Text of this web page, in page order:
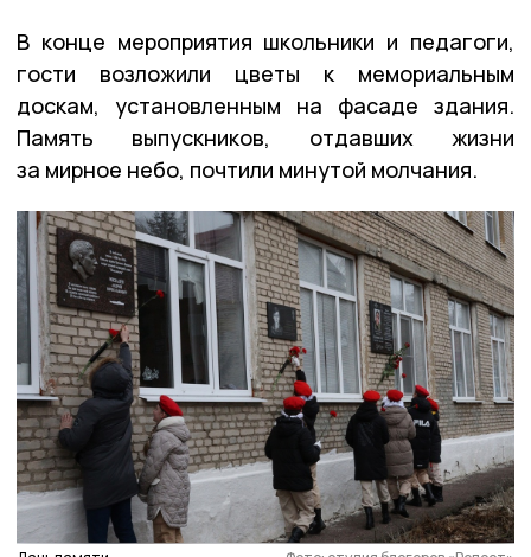
В конце мероприятия школьники и педагоги,
гости возложили цветы к мемориальным
доскам, установленным на фасаде здания.
Память выпускников, отдавших жизни
за мирное небо, почтили минутой молчания.